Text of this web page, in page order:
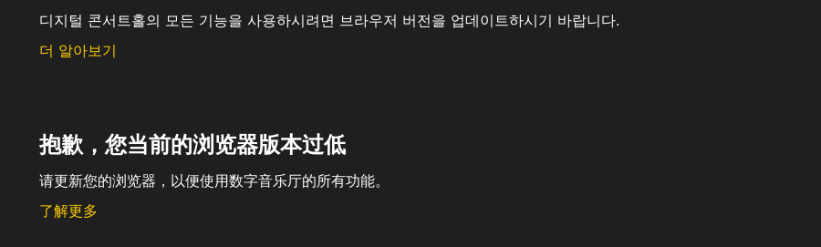
디지털 콘서트홀의 모든 기능을 사용하시려면 브라우저 버전을 업데이트하시기 바랍니다.
더 알아보기
抱歉，您当前的浏览器版本过低
请更新您的浏览器，以便使用数字音乐厅的所有功能。
了解更多